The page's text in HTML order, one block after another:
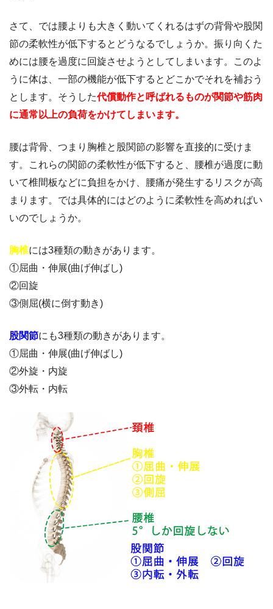
さて、では腰よりも大きく動いてくれるはずの背骨や股関
節の柔軟性が低下するとどうなるでしょうか。振り向くた
めには腰を過度に回旋させようとしてしまいます。このよ
うに体は、一部の機能が低下するとどこかでそれを補おう
とします。そうした代償動作と呼ばれるものが関節や筋肉
に通常以上の負荷をかけてしまいます。
腰は背骨、つまり胸椎と股関節の影響を直接的に受けま
す。これらの関節の柔軟性が低下すると、腰椎が過度に動
いて椎間板などに負担をかけ、腰痛が発生するリスクが高
まります。では具体的にはどのように柔軟性を高めればい
いのでしょうか。
胸椎には3種類の動きがあります。
①屈曲・伸展(曲げ伸ばし)
②回旋
③側屈(横に倒す動き)
股関節にも3種類の動きがあります。
①屈曲・伸展(曲げ伸ばし)
②外旋・内旋
③外転・内転